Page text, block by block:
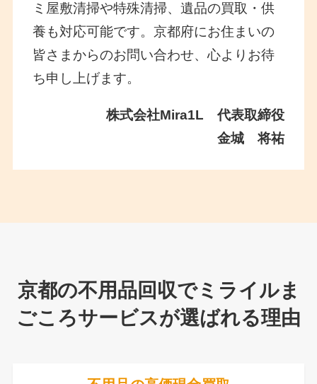
ミ屋敷清掃や特殊清掃、遺品の買取・供
養も対応可能です。京都府にお住まいの
皆さまからのお問い合わせ、心よりお待
ち申し上げます。
株式会社Mira1L 代表取締役
金城 将祐
京都の不用品回収でミライルま
ごころサービスが選ばれる理由